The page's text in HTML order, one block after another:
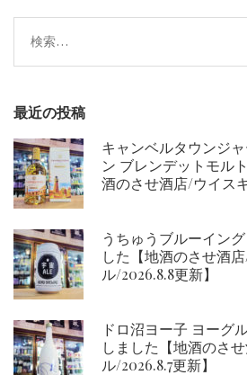
検
索:
最近の投稿
キャンベルタウンジ
ン ブレンデットモル
酒のさせ酒店/ウイス
うちゅうブルーイン
した【地酒のさせ酒
ル/2026.8.8更新】
ドロ沼ヨー子 ヨーグ
しました【地酒のさ
ル/2026.8.7更新】